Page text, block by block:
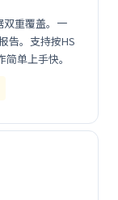
双重覆盖。一
告。支持按HS
单上手快。